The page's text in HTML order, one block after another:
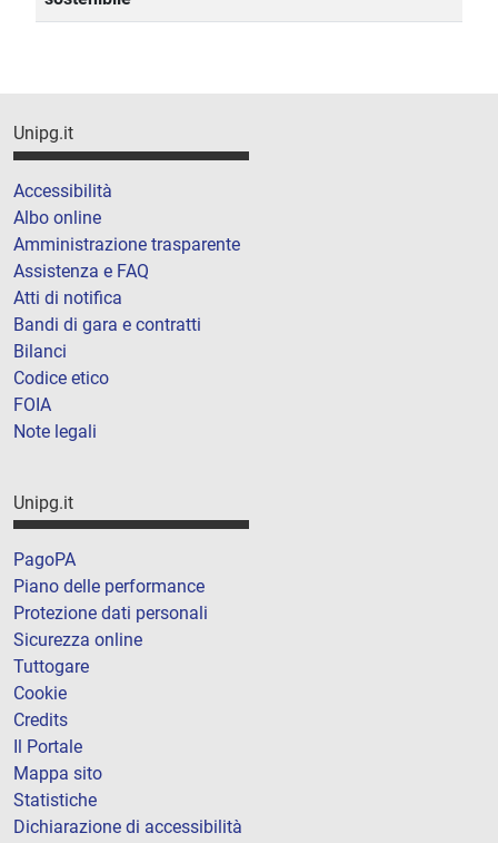
Unipg.it
Accessibilità
Albo online
Amministrazione trasparente
Assistenza e FAQ
Atti di notifica
Bandi di gara e contratti
Bilanci
Codice etico
FOIA
Note legali
Unipg.it
PagoPA
Piano delle performance
Protezione dati personali
Sicurezza online
Tuttogare
Cookie
Credits
Il Portale
Mappa sito
Statistiche
Dichiarazione di accessibilità